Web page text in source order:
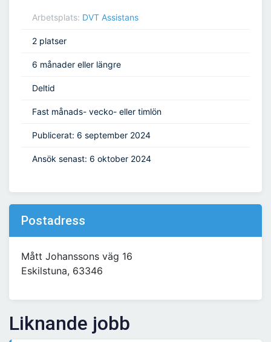
Arbetsplats: DVT Assistans
2 platser
6 månader eller längre
Deltid
Fast månads- vecko- eller timlön
Publicerat: 6 september 2024
Ansök senast: 6 oktober 2024
Postadress
Mått Johanssons väg 16
Eskilstuna, 63346
Liknande jobb